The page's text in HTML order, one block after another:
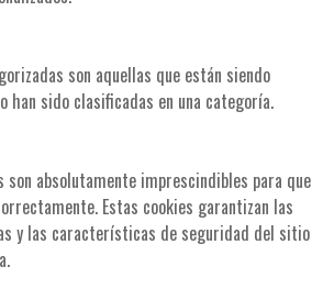
son aquellas que están siendo
han sido clasificadas en una categoría.
son absolutamente imprescindibles para que
Estas cookies garantizan las
y las características de seguridad del sitio